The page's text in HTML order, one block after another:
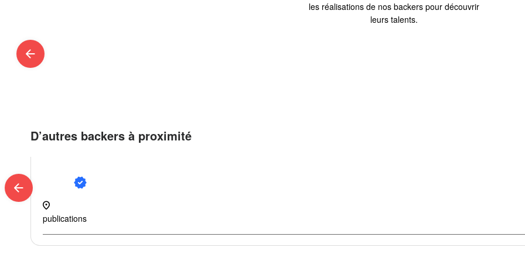
les réalisations de nos backers pour découvrir
leurs talents.
arrow_back
D’autres backers à proximité
verified
location_on
publications
arrow_back